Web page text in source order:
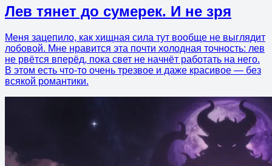
Лев тянет до сумерек. И не зря
Меня зацепило, как хищная сила тут вообще не выглядит
лобовой. Мне нравится эта почти холодная точность: лев
не рвётся вперёд, пока свет не начнёт работать на него.
В этом есть что-то очень трезвое и даже красивое — без
всякой романтики.